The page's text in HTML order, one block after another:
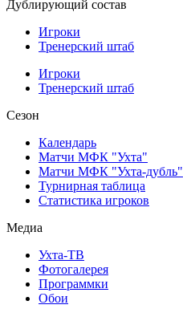
Дублирующий состав
Игроки
Тренерский штаб
Игроки
Тренерский штаб
Сезон
Календарь
Матчи МФК "Ухта"
Матчи МФК "Ухта-дубль"
Турнирная таблица
Статистика игроков
Медиа
Ухта-ТВ
Фотогалерея
Программки
Обои